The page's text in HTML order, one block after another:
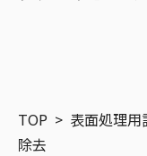
TOP > 表面処理用
除去